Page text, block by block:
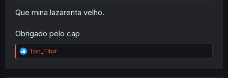
Que mina lazarenta velho.
Obrigado pelo cap
R
e
Ton_Titor